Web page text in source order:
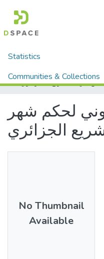
Statistics
Communities & Collections
Home
لحكم شهر
الجزائري
No Thumbnail
Available